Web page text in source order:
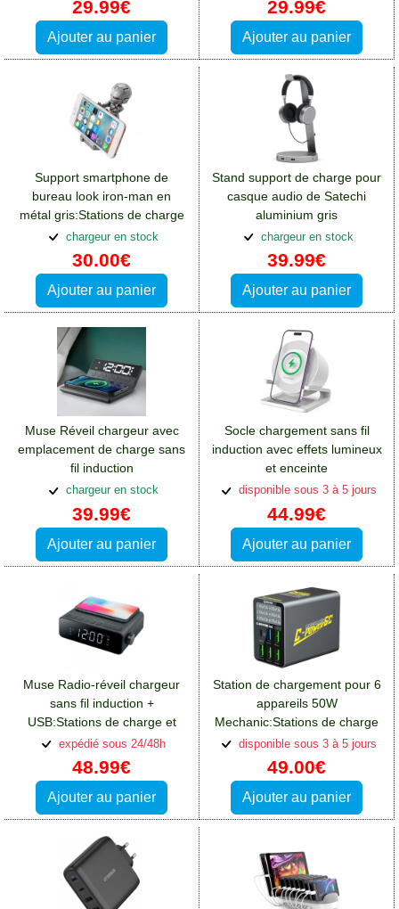
29.99€
Ajouter au panier
29.99€
Ajouter au panier
Support smartphone de
bureau look iron-man en
métal gris:Stations de charge
et supports Crosscall Spider
X4
chargeur en stock
30.00€
Ajouter au panier
Stand support de charge pour
casque audio de Satechi
aluminium gris
chargeur en stock
39.99€
Ajouter au panier
Muse Réveil chargeur avec
emplacement de charge sans
fil induction
chargeur en stock
39.99€
Ajouter au panier
Socle chargement sans fil
induction avec effets lumineux
et enceinte
disponible sous 3 à 5 jours
44.99€
Ajouter au panier
Muse Radio-réveil chargeur
sans fil induction +
USB:Stations de charge et
supports Crosscall Spider X4
expédié sous 24/48h
48.99€
Ajouter au panier
Station de chargement pour 6
appareils 50W
Mechanic:Stations de charge
et supports Crosscall Spider
X4
disponible sous 3 à 5 jours
49.00€
Ajouter au panier